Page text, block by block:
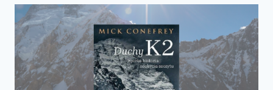
DO
TRAGEDII
–
NAJBARDZIEJ
DRAMATYCZNE
DNI
NA